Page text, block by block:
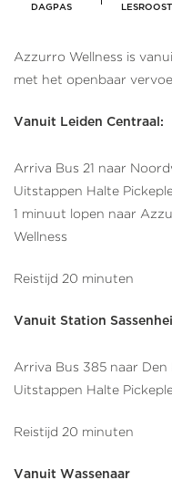
DAGPAS
Azzurro Wellness is
met het openbaar
Vanuit Leiden Centraal:
Arriva Bus 21 naar
Uitstappen Halte
1 minuut lopen naar
Wellness
Reistijd 20 minuten
Vanuit Station
Arriva Bus 385 naar Den
Uitstappen Halte
Reistijd 20 minuten
Vanuit Wassenaar